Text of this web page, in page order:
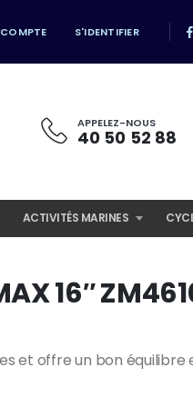
S'IDENTIFIER
APPELEZ-NOUS
40 50 52 88
ACTIVITÉS MARINES
16″
et offre un bon équilibre